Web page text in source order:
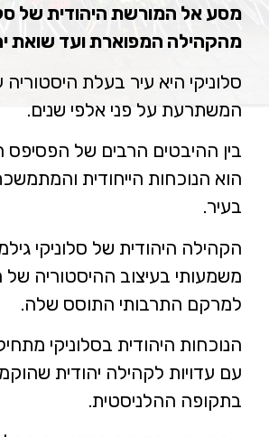
מסע אל המורשת היהודית של
מהקהילה המפוארת ועד שואת
סלוניקי היא עיר בעלת היסטוריה
המשתרעת על פני אלפי שנים.
בין ההיבטים הרבים של הפסיפס
הוא הנוכחות הייחודית
בעיר.
הקהילה היהודית של סלוניקי
משמעותי בעיצוב ההיסטוריה של
למרקם התרבותי התוסס שלה.
הנוכחות היהודית בסלוניקי
עם עדויות לקהילה יהודית
בתקופה ההלניסטית.